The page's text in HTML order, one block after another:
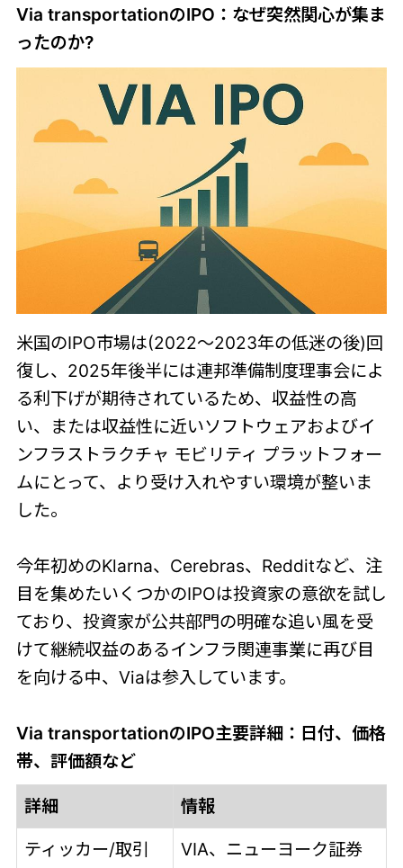
Via transportationのIPO：なぜ突然関心が集ま
ったのか?
米国のIPO市場は(2022～2023年の低迷の後)回
復し、2025年後半には連邦準備制度理事会によ
る利下げが期待されているため、収益性の高
い、または収益性に近いソフトウェアおよびイ
ンフラストラクチャ モビリティ プラットフォー
ムにとって、より受け入れやすい環境が整いま
した。
今年初めのKlarna、Cerebras、Redditなど、注
目を集めたいくつかのIPOは投資家の意欲を試し
ており、投資家が公共部門の明確な追い風を受
けて継続収益のあるインフラ関連事業に再び目
を向ける中、Viaは参入しています。
Via transportationのIPO主要詳細：日付、価格
帯、評価額など
詳細
情報
ティッカー/取引
VIA、ニューヨーク証券